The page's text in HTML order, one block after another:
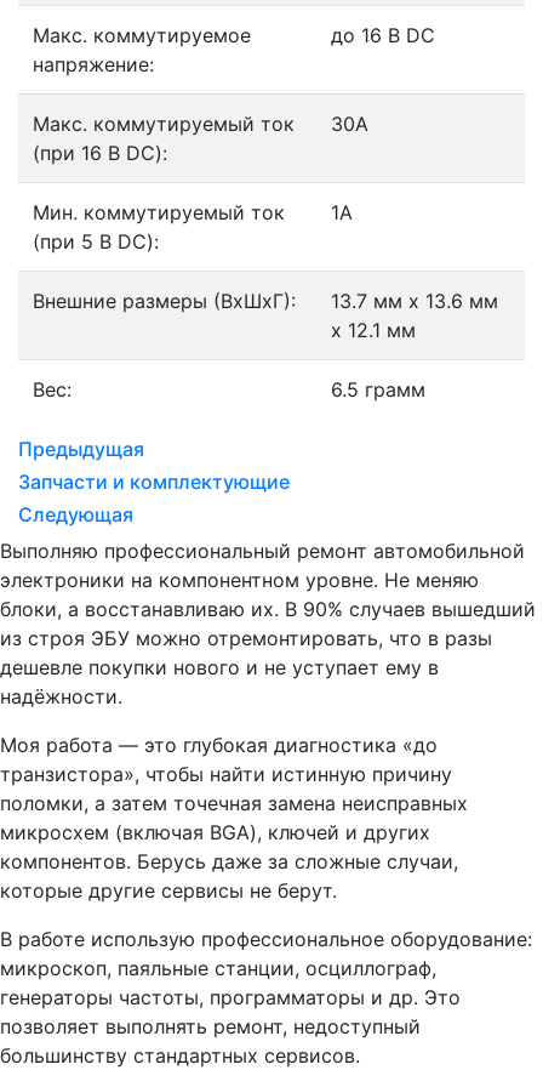
Макс. коммутируемое
напряжение:
до 16 В DC
Макс. коммутируемый ток
(при 16 В DC):
30А
Мин. коммутируемый ток
(при 5 В DC):
1А
Внешние размеры (ВxШxГ):
13.7 мм x 13.6 мм
x 12.1 мм
Вес: 6.5 грамм
Предыдущая
Запчасти и комплектующие
Следующая
Выполняю профессиональный ремонт автомобильной
электроники на компонентном уровне. Не меняю
блоки, а восстанавливаю их. В 90% случаев вышедший
из строя ЭБУ можно отремонтировать, что в разы
дешевле покупки нового и не уступает ему в
надёжности.
Моя работа — это глубокая диагностика «до
транзистора», чтобы найти истинную причину
поломки, а затем точечная замена неисправных
микросхем (включая BGA), ключей и других
компонентов. Берусь даже за сложные случаи,
которые другие сервисы не берут.
В работе использую профессиональное оборудование:
микроскоп, паяльные станции, осциллограф,
генераторы частоты, программаторы и др. Это
позволяет выполнять ремонт, недоступный
большинству стандартных сервисов.